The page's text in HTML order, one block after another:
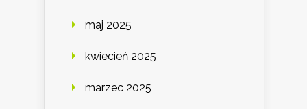
maj 2025
kwiecień 2025
marzec 2025